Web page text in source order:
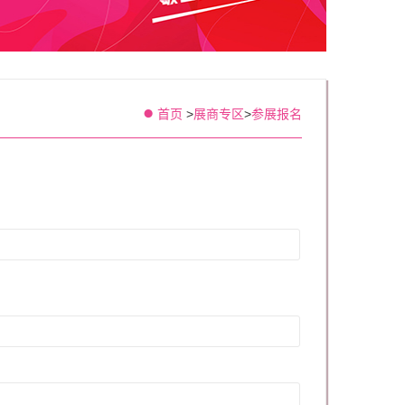
首页 >展商专区>参展报名